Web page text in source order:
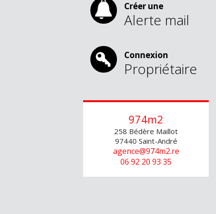
Créer une
Alerte mail
Connexion
Propriétaire
974m2
258 Bédère Maillot
97440 Saint-André
agence@974m2.re
06 92 20 93 35